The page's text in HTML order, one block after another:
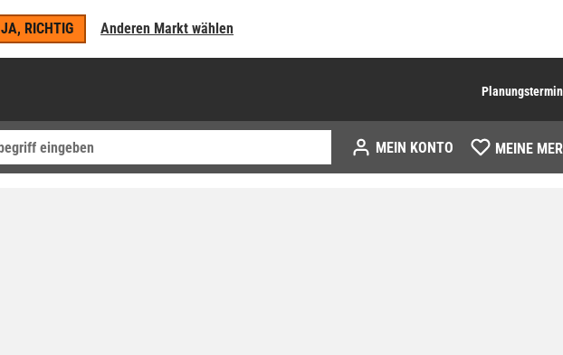
JA, RICHTIG Anderen Markt wählen
MEIN KONTO MEINE